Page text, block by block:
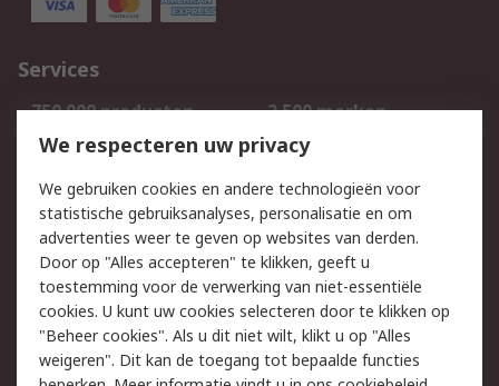
Services
750.000 producten
2.500 merken
Bestellen
Inkoopoplossingen
Track & Trace
Wettelijk
Cookiebeleid
Email veiligheid
Privacybeleid
Websitevoorwaarden
Algemene
We respecteren uw privacy
We gebruiken cookies en andere technologieën voor
statistische gebruiksanalyses, personalisatie en om
advertenties weer te geven op websites van derden.
Door op "Alles accepteren" te klikken, geeft u
toestemming voor de verwerking van niet-essentiële
cookies. U kunt uw cookies selecteren door te klikken op
"Beheer cookies". Als u dit niet wilt, klikt u op "Alles
weigeren". Dit kan de toegang tot bepaalde functies